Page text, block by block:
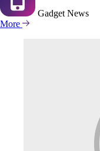
Gadget News
More